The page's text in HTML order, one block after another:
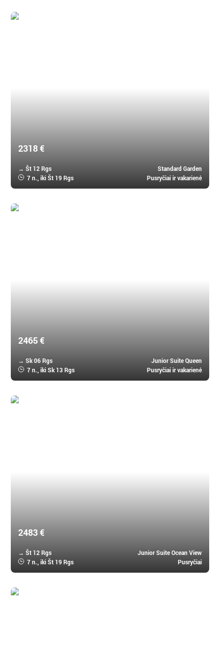
2318 €
→ Št 12 Rgs
Standard Garden
7 n., iki Št 19 Rgs Pusryčiai ir vakarienė
2465 €
→ Sk 06 Rgs
Junior Suite Queen
7 n., iki Sk 13 Rgs Pusryčiai ir vakarienė
2483 €
→ Št 12 Rgs
Junior Suite Ocean View
7 n. , iki Št 19 Rgs Pusryčiai